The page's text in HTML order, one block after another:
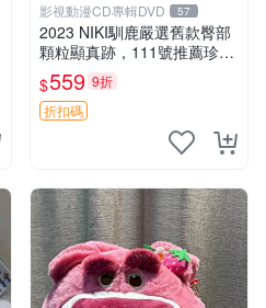
影視動漫CD專輯DVD 57
2023 NIKI馴鹿嚴選舊款臀部
顆粒顯真跡，111號推薦珍藏
品 馴鹿 舊款 尾巴顆粒
$559 9折
折扣碼